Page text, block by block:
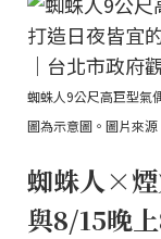
蜘蛛人9公尺高巨型氣
圖為示意圖。圖片來
蜘蛛人×
與8/15晚